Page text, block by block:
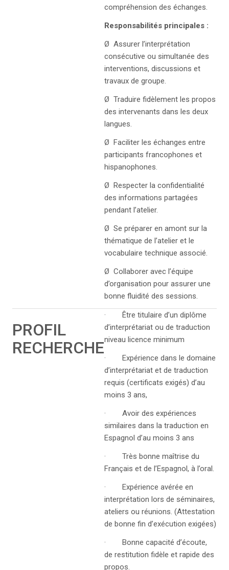
compréhension des échanges.
Responsabilités principales :
Ø Assurer l’interprétation
consécutive ou simultanée des
interventions, discussions et
travaux de groupe.
Ø Traduire fidèlement les propos
des intervenants dans les deux
langues.
Ø Faciliter les échanges entre
participants francophones et
hispanophones.
Ø Respecter la confidentialité
des informations partagées
pendant l’atelier.
Ø Se préparer en amont sur la
thématique de l’atelier et le
vocabulaire technique associé.
Ø Collaborer avec l’équipe
d’organisation pour assurer une
bonne fluidité des sessions.
PROFIL
RECHERCHE
· Être titulaire d’un diplôme
d’interprétariat ou de traduction
niveau licence minimum
· Expérience dans le domaine
d’interprétariat et de traduction
requis (certificats exigés) d’au
moins 3 ans,
· Avoir des expériences
similaires dans la traduction en
Espagnol d’au moins 3 ans
· Très bonne maîtrise du
Français et de l’Espagnol, à l’oral.
· Expérience avérée en
interprétation lors de séminaires,
ateliers ou réunions. (Attestation
de bonne fin d’exécution exigées)
· Bonne capacité d’écoute,
de restitution fidèle et rapide des
propos.